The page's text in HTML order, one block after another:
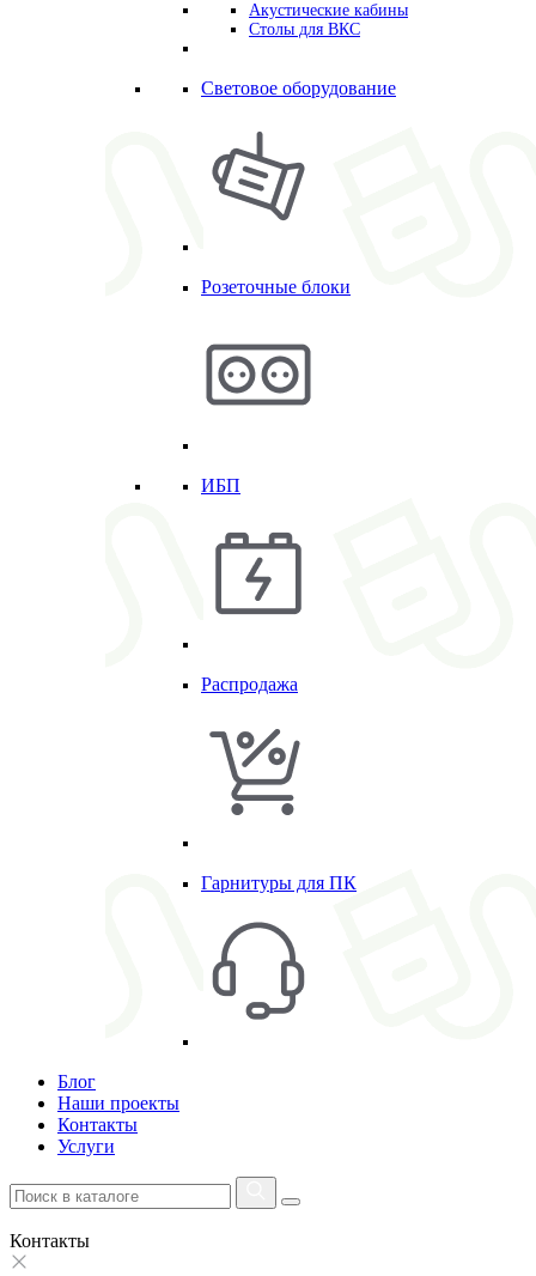
Акустические кабины
Столы для ВКС
Световое оборудование
Розеточные блоки
ИБП
Распродажа
Гарнитуры для ПК
Блог
Наши проекты
Контакты
Услуги
Контакты